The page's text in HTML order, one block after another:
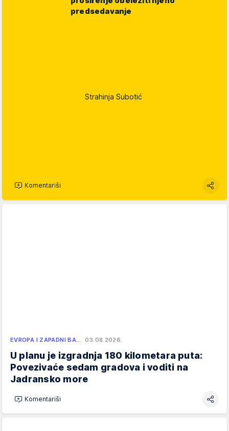
predsedavanje
Strahinja Subotić
Komentariši
EVROPA I ZAPADNI BA… 03.08.2026.
U planu je izgradnja 180 kilometara puta:
Povezivaće sedam gradova i voditi na
Jadransko more
Komentariši